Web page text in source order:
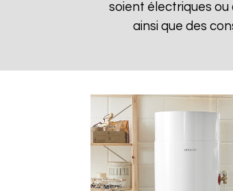
soient électriques ou
ainsi que des